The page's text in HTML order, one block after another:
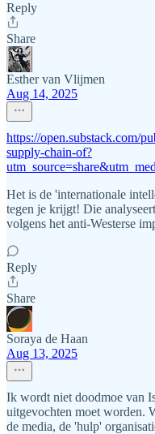
Reply
Share
Esther van Vlijmen
Aug 14, 2025
https://open.substack.com/
supply-chain-of?
Het is de 'internationale
tegen je krijgt! Die
volgens het anti-Westerse
Reply
Share
Soraya de Haan
Aug 13, 2025
Ik wordt niet doodmoe van
uitgevochten moet worden.
de media, de 'hulp'